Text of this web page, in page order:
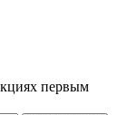
первым